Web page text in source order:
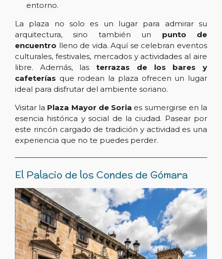
entorno.
La plaza no solo es un lugar para admirar su
arquitectura, sino también un punto de
encuentro lleno de vida. Aquí se celebran eventos
culturales, festivales, mercados y actividades al aire
libre. Además, lasterrazas de los bares y
cafeterías que rodean la plaza ofrecen un lugar
ideal para disfrutar del ambiente soriano.
Visitar la Plaza Mayor de Soria es sumergirse en la
esencia histórica y social de la ciudad. Pasear por
este rincón cargado de tradición y actividad es una
experiencia que no te puedes perder.
El Palacio de los Condes de Gómara